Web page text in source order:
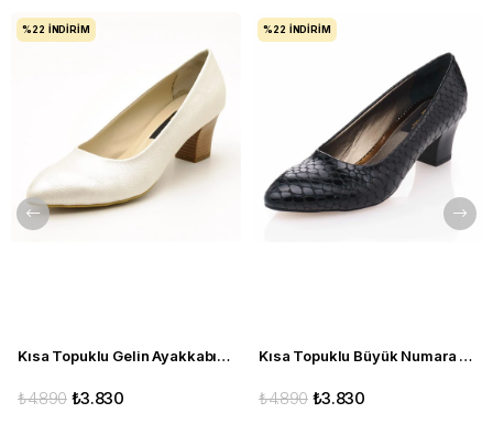
Kısa Topuklu Gelin Ayakkabısı Büyük Numara 1023 Sedef - 1023 51012 SE-SEDEF
₺3.830
₺4.890
%22 İNDIRIM
Kısa Topuklu Büyük Numara Kadın Stiletto Abiye Ayakkabı 1023 Siyah - 1023 51012 siy-SİYAH
₺3.830
₺4.890
%22 İNDIRIM